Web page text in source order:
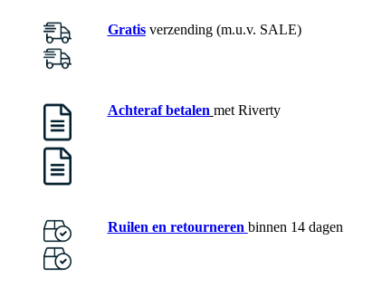
Gratisverzending (m.u.v. SALE)
Achteraf betalen met Riverty
Ruilen en retourneren binnen 14 dagen